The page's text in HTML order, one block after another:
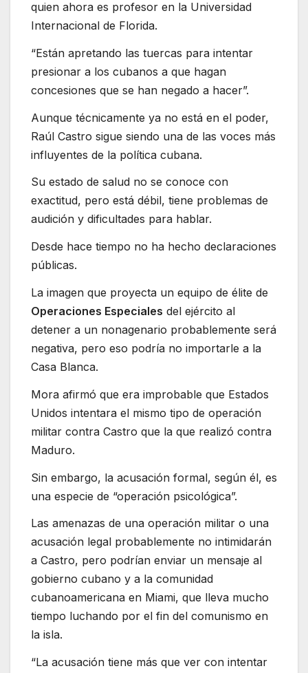
quien ahora es profesor en la Universidad
Internacional de Florida.
“Están apretando las tuercas para intentar
presionar a los cubanos a que hagan
concesiones que se han negado a hacer”.
Aunque técnicamente ya no está en el poder,
Raúl Castro sigue siendo una de las voces más
influyentes de la política cubana.
Su estado de salud no se conoce con
exactitud, pero está débil, tiene problemas de
audición y dificultades para hablar.
Desde hace tiempo no ha hecho declaraciones
públicas.
La imagen que proyecta un equipo de élite de
Operaciones Especiales del ejército al
detener a un nonagenario probablemente será
negativa, pero eso podría no importarle a la
Casa Blanca.
Mora afirmó que era improbable que Estados
Unidos intentara el mismo tipo de operación
militar contra Castro que la que realizó contra
Maduro.
Sin embargo, la acusación formal, según él, es
una especie de “operación psicológica”.
Las amenazas de una operación militar o una
acusación legal probablemente no intimidarán
a Castro, pero podrían enviar un mensaje al
gobierno cubano y a la comunidad
cubanoamericana en Miami, que lleva mucho
tiempo luchando por el fin del comunismo en
la isla.
“La acusación tiene más que ver con intentar